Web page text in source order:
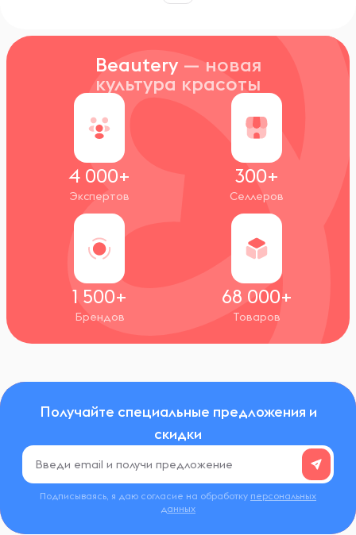
Beautery — новая
культура красоты
4 000+
Экспертов
300+
Селлеров
1 500+
Брендов
68 000+
Товаров
Получайте специальные предложения и
скидки
Подписываясь, я даю согласие на обработку персональных
данных